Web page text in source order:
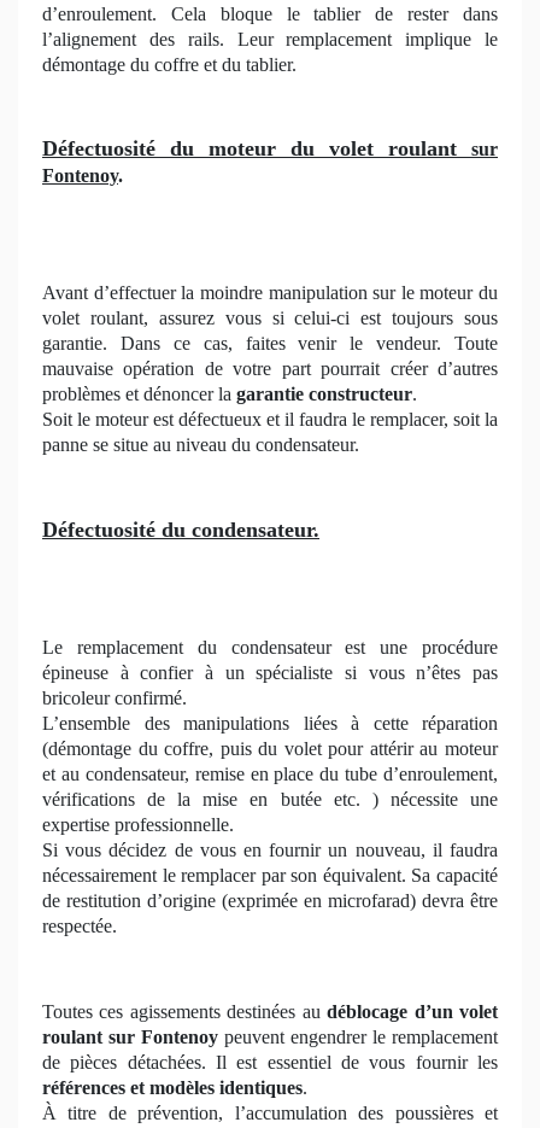
d’enroulement. Cela bloque le tablier de rester dans
l’alignement des rails. Leur remplacement implique le
démontage du coffre et du tablier.
Défectuosité du moteur du volet roulant sur
Fontenoy.
Avant d’effectuer la moindre manipulation sur le moteur du
volet roulant, assurez vous si celui-ci est toujours sous
garantie. Dans ce cas, faites venir le vendeur. Toute
mauvaise opération de votre part pourrait créer d’autres
problèmes et dénoncer la garantie constructeur.
Soit le moteur est défectueux et il faudra le remplacer, soit la
panne se situe au niveau du condensateur.
Défectuosité du condensateur.
Le remplacement du condensateur est une procédure
épineuse à confier à un spécialiste si vous n’êtes pas
bricoleur confirmé.
L’ensemble des manipulations liées à cette réparation
(démontage du coffre, puis du volet pour attérir au moteur
et au condensateur, remise en place du tube d’enroulement,
vérifications de la mise en butée etc. ) nécessite une
expertise professionnelle.
Si vous décidez de vous en fournir un nouveau, il faudra
nécessairement le remplacer par son équivalent. Sa capacité
de restitution d’origine (exprimée en microfarad) devra être
respectée.
Toutes ces agissements destinées audéblocage d’un volet
roulant sur Fontenoy peuvent engendrer le remplacement
de pièces détachées. Il est essentiel de vous fournir les
références et modèles identiques.
À titre de prévention, l’accumulation des poussières et